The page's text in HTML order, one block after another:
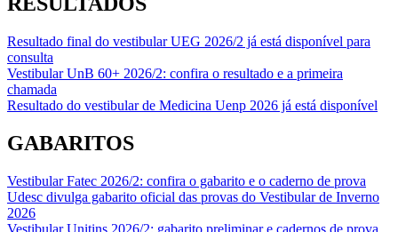
Resultado final do vestibular UEG 2026/2 já está disponível para
consulta
Vestibular UnB 60+ 2026/2: confira o resultado e a primeira
chamada
Resultado do vestibular de Medicina Uenp 2026 já está disponível
GABARITOS
Vestibular Fatec 2026/2: confira o gabarito e o caderno de prova
Udesc divulga gabarito oficial das provas do Vestibular de Inverno
2026
Vestibular Unitins 2026/2: gabarito preliminar e cadernos de prova